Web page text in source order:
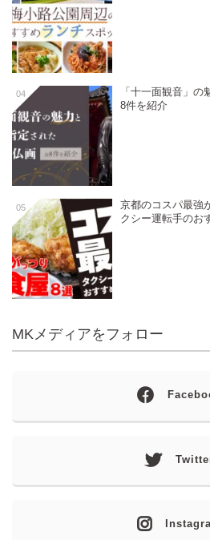
04
「十一面観音」
8件を紹介
05
京都のコスパ最強
クシー運転手のお
MKメディアをフォロー